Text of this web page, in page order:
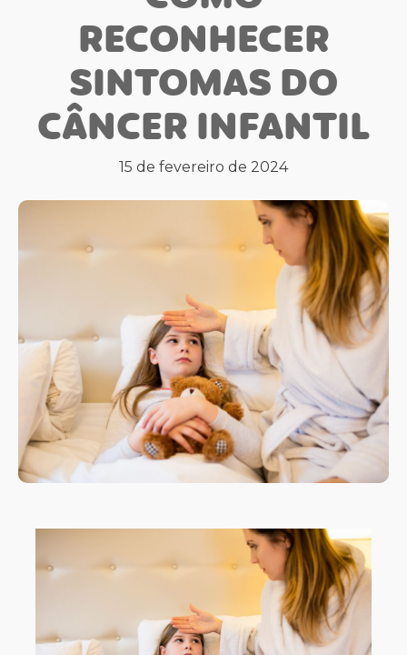
RECONHECER
SINTOMAS DO
CÂNCER INFANTIL
15 de fevereiro de 2024